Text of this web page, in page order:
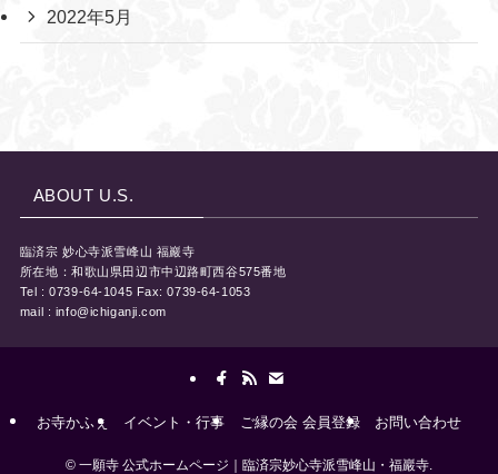
2022年5月
ABOUT U.S.
臨済宗 妙心寺派雪峰山 福巖寺
所在地：和歌山県田辺市中辺路町西谷575番地
Tel : 0739-64-1045 Fax: 0739-64-1053
mail : info@ichiganji.com
お寺かふぇ イベント・行事 ご縁の会 会員登録 お問い合わせ
© 一願寺 公式ホームページ｜臨済宗妙心寺派雪峰山・福巖寺.